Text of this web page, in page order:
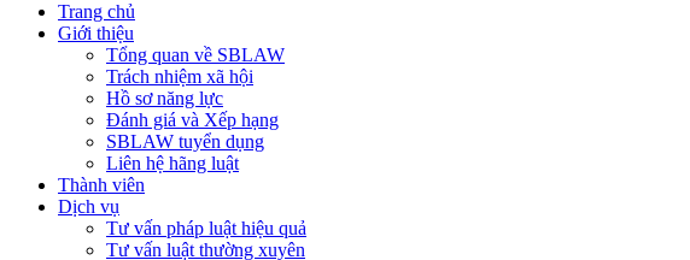
Trang chủ
Giới thiệu
Tổng quan về SBLAW
Trách nhiệm xã hội
Hồ sơ năng lực
Đánh giá và Xếp hạng
SBLAW tuyển dụng
Liên hệ hãng luật
Thành viên
Dịch vụ
Tư vấn pháp luật hiệu quả
Tư vấn luật thường xuyên